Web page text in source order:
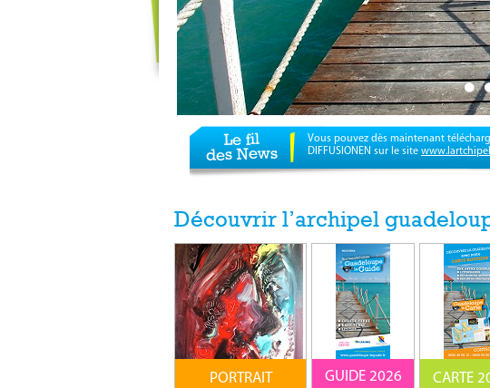
Le fil
des News
Vous pouvez dès maintenant
DIFFUSIONEN sur le site
Découvrir l’archipel
PORTRAIT GUIDE 2026 CARTE